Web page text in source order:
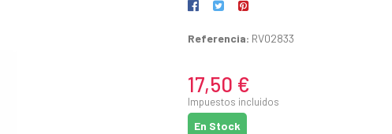
Referencia: RV02833
17,50 €
Impuestos incluidos
En Stock